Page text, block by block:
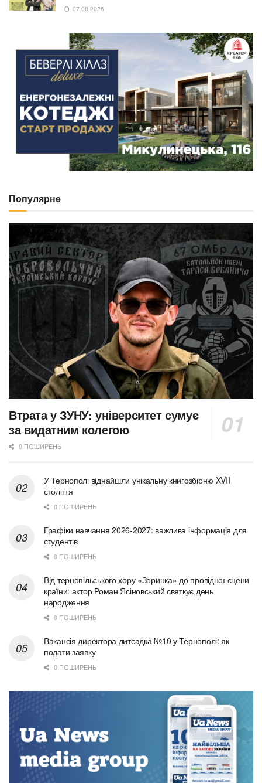
07.08.2026
Популярне
Втрата у ЗУНУ: університет сумує
за видатним колегою
0 ПОШИРЕНЬ
У Тернополі віднайшли унікальну книгозбірню XVII
століття
0 ПОШИРЕНЬ
Графіки навчання 2026-2027: важлива інформація для
студентів
0 ПОШИРЕНЬ
Від тернопільського хору «Зоринка» до провідної сцени
країни: актор Роман Ясіновський святкує день
народження
0 ПОШИРЕНЬ
Вакансія директора дитсадка №10 у Тернополі: як
подати заявку
0 ПОШИРЕНЬ